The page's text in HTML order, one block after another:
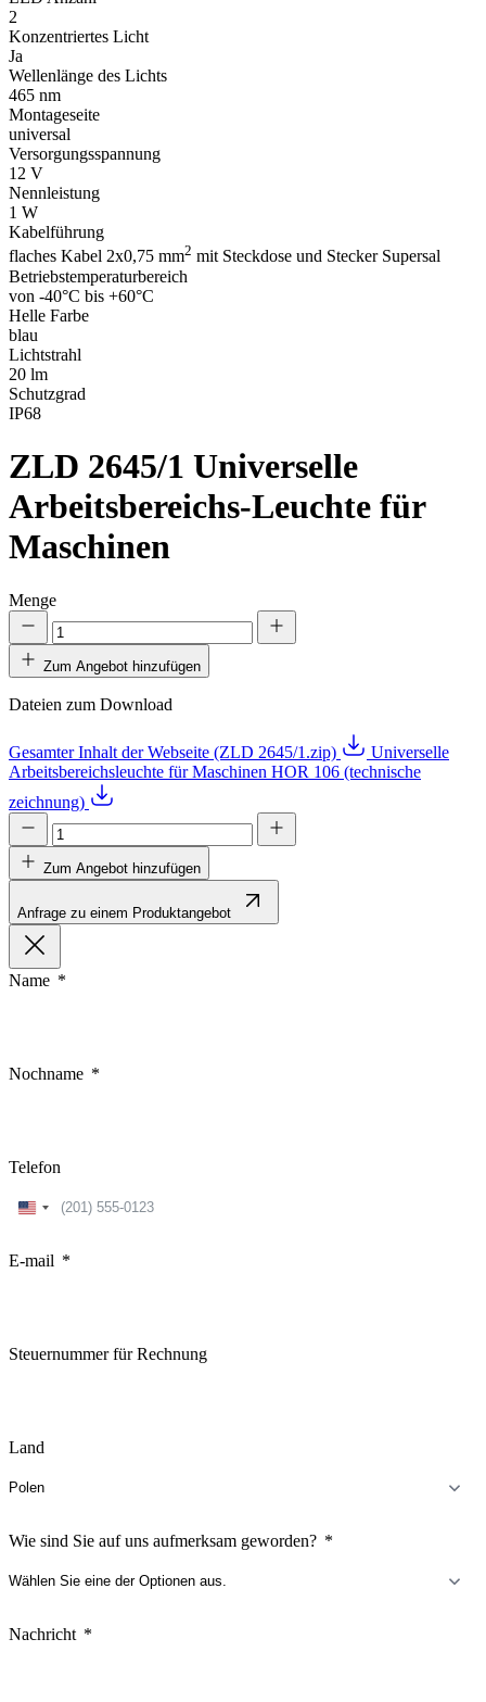
2
Konzentriertes Licht
Ja
Wellenlänge des Lichts
465 nm
Montageseite
universal
Versorgungsspannung
12 V
Nennleistung
1 W
Kabelführung
flaches Kabel 2x0,75 mm2 mit Steckdose und Stecker Supersal
Betriebstemperaturbereich
von -40°C bis +60°C
Helle Farbe
blau
Lichtstrahl
20 lm
Schutzgrad
IP68
ZLD 2645/1 Universelle
Arbeitsbereichs-Leuchte für
Maschinen
Menge
Zum Angebot hinzufügen
Dateien zum Download
Gesamter Inhalt der Webseite (ZLD 2645/1.zip)
Universelle
Arbeitsbereichsleuchte für Maschinen HOR 106 (technische
zeichnung)
Zum Angebot hinzufügen
Anfrage zu einem Produktangebot
Name
Nochname
Telefon
United
E-mail
Steuernummer für Rechnung
Land
Wie sind Sie auf uns aufmerksam geworden?
Nachricht